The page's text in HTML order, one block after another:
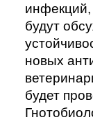
будут
новых
будет